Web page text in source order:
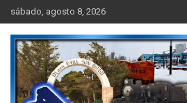
Skip
to
content
sábado, agosto 8, 2026